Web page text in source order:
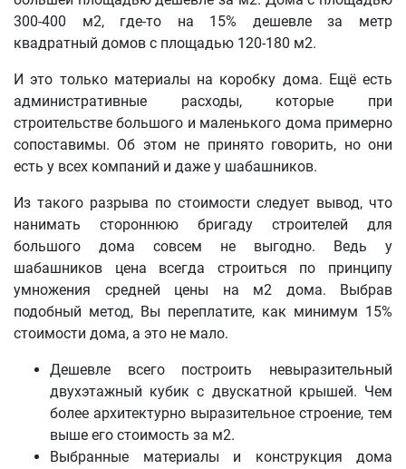
300-400 м2, где-то на 15% дешевле за метр
квадратный домов с площадью 120-180 м2.
И это только материалы на коробку дома. Ещё есть
административные расходы, которые при
строительстве большого и маленького дома примерно
сопоставимы. Об этом не принято говорить, но они
есть у всех компаний и даже у шабашников.
Из такого разрыва по стоимости следует вывод, что
нанимать стороннюю бригаду строителей для
большого дома совсем не выгодно. Ведь у
шабашников цена всегда строиться по принципу
умножения средней цены на м2 дома. Выбрав
подобный метод, Вы переплатите, как минимум 15%
стоимости дома, а это не мало.
Дешевле всего построить невыразительный
двухэтажный кубик с двускатной крышей. Чем
более архитектурно выразительное строение, тем
выше его стоимость за м2.
Выбранные материалы и конструкция дома